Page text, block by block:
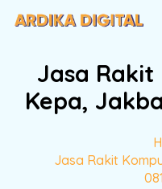
Jasa
Kepa,
Jasa Rakit